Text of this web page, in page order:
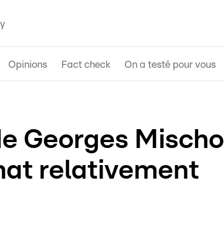
Opinions Fact check On a testé pour vous
Georges Mischo
relativement